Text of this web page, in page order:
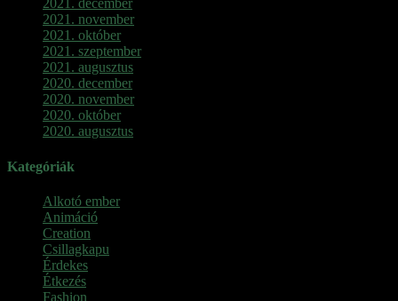
2021. december
2021. november
2021. október
2021. szeptember
2021. augusztus
2020. december
2020. november
2020. október
2020. augusztus
Kategóriák
Alkotó ember
Animáció
Creation
Csillagkapu
Érdekes
Étkezés
Fashion